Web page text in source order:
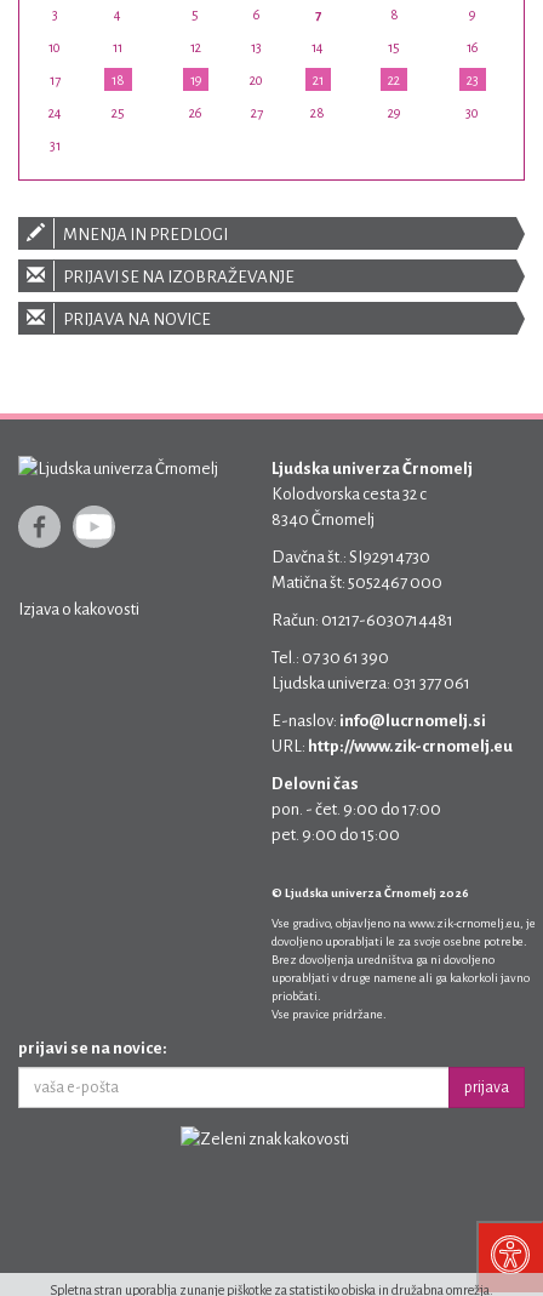
3 4 5 6 7 8 9
10 11 12 13 14 15 16
17 18 19 20 21 22 23
24 25 26 27 28 29 30
31
MNENJA IN PREDLOGI
PRIJAVI SE NA IZOBRAŽEVANJE
PRIJAVA NA NOVICE
Izjava o kakovosti
Ljudska univerza Črnomelj
Kolodvorska cesta 32 c
8340 Črnomelj
Davčna št.: SI92914730
Matična št: 5052467 000
Račun: 01217-6030714481
Tel.: 07 30 61 390
Ljudska univerza: 031 377 061
E-naslov: info@lucrnomelj.si
URL: http://www.zik-crnomelj.eu
Delovni čas
pon. - čet. 9:00 do 17:00
pet. 9:00 do 15:00
© Ljudska univerza Črnomelj 2026
Vse gradivo, objavljeno na www.zik-crnomelj.eu , je
dovoljeno uporabljati le za svoje osebne potrebe.
Brez dovoljenja uredništva ga ni dovoljeno
uporabljati v druge namene ali ga kakorkoli javno
priobčati.
Vse pravice pridržane.
prijavi se na novice:
prijava
Spletna stran uporablja zunanje piškotke za statistiko obiska in družabna omrežja.